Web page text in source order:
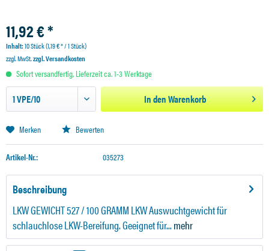
11,92 € *
Inhalt:10 Stück (1,19 € * / 1 Stück)
zzgl. MwSt.zzgl. Versandkosten
Sofort versandfertig, Lieferzeit ca. 1-3 Werktage
In denWarenkorb
Merken Bewerten
Artikel-Nr.: 035273
Beschreibung
LKW GEWICHT 527 / 100 GRAMM LKW Auswuchtgewicht für
schlauchlose LKW-Bereifung. Geeignet für...mehr